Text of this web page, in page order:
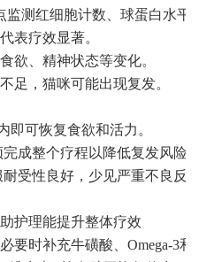
监测红细胞计数、球蛋白水平
表疗效显著。
欲、精神状态等变化。
足，猫咪可能出现复发。
即可恢复食欲和活力。
成整个疗程以降低复发风险
受性良好，少见严重不良反
护理能提升整体疗效
要时补充牛磺酸、Omega-3和